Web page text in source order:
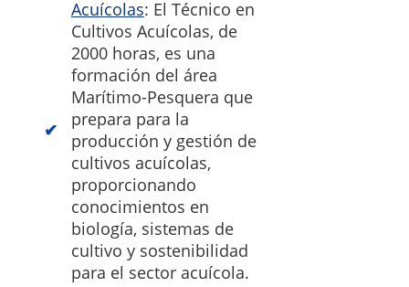
Acuícolas: El Técnico en
Cultivos Acuícolas, de
2000 horas, es una
formación del área
Marítimo-Pesquera que
prepara para la
producción y gestión de
cultivos acuícolas,
proporcionando
conocimientos en
biología, sistemas de
cultivo y sostenibilidad
para el sector acuícola.